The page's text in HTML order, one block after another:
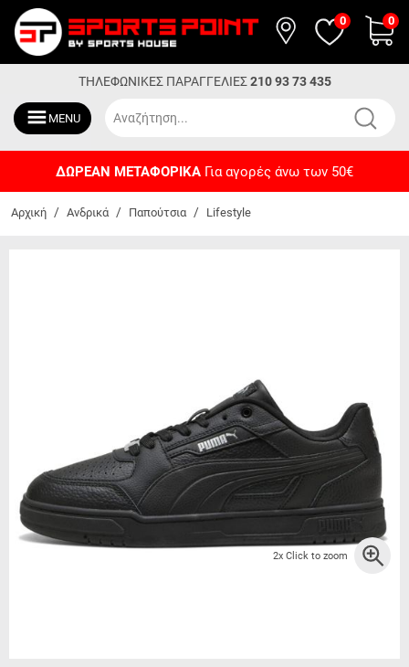
0 0
ΤΗΛΕΦΩΝΙΚΕΣ ΠΑΡΑΓΓΕΛΙΕΣ 210 93 73 435
MENU
ΔΩΡΕΑΝ ΜΕΤΑΦΟΡΙΚΑ Για αγορές άνω των 50€
Αρχική / Ανδρικά / Παπούτσια / Lifestyle
2x Click to zoom